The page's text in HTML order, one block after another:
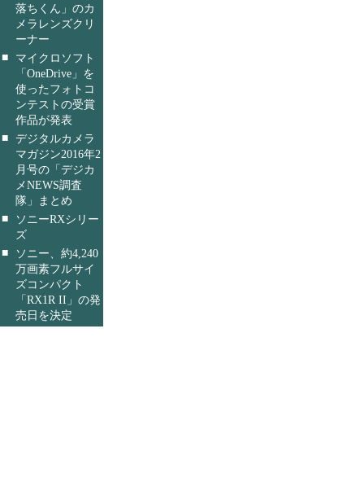
落ちくん」のカ
メラレンズクリ
ーナー
■
マイクロソフト
「OneDrive」を
使ったフォトコ
ンテストの受賞
作品が発表
■ デジタルカメラ
マガジン2016年2
月号の「デジカ
メNEWS調査
隊」まとめ
■
ソニーRXシリー
ズ
■
ソニー、約4,240
万画素フルサイ
ズコンパクト
「RX1R II」の発
売日を決定